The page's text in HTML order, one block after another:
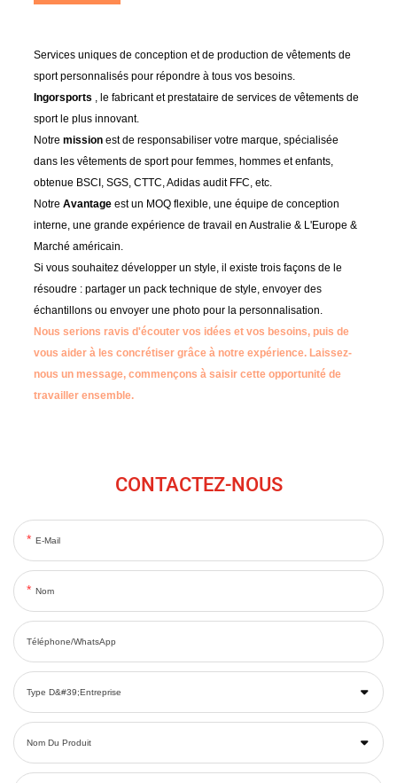
Services uniques de conception et de production de vêtements de
sport personnalisés pour répondre à tous vos besoins.
Ingorsports
, le fabricant et prestataire de services de vêtements de
sport le plus innovant.
Notremissionest de responsabiliser votre marque, spécialisée
dans les vêtements de sport pour femmes, hommes et enfants,
obtenue BSCI, SGS, CTTC, Adidas audit FFC, etc.
NotreAvantageest un MOQ flexible, une équipe de conception
interne, une grande expérience de travail en Australie & L'Europe &
Marché américain.
Si vous souhaitez développer un style, il existe trois façons de le
résoudre : partager un pack technique de style, envoyer des
échantillons ou envoyer une photo pour la personnalisation.
Nous serions ravis d'écouter vos idées et vos besoins, puis de
vous aider à les concrétiser grâce à notre expérience.Laissez-
nous un message, commençons à saisir cette opportunité de
travailler ensemble.
CONTACTEZ-NOUS
E-Mail
Nom
Téléphone/WhatsApp
Type D&#39;entreprise
Nom Du Produit